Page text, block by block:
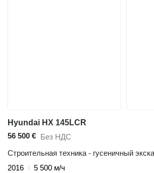
Hyundai HX 145LCR
56 500 € Без НДС
Строительная техника - гусеничный
2016
5 500 м/ч